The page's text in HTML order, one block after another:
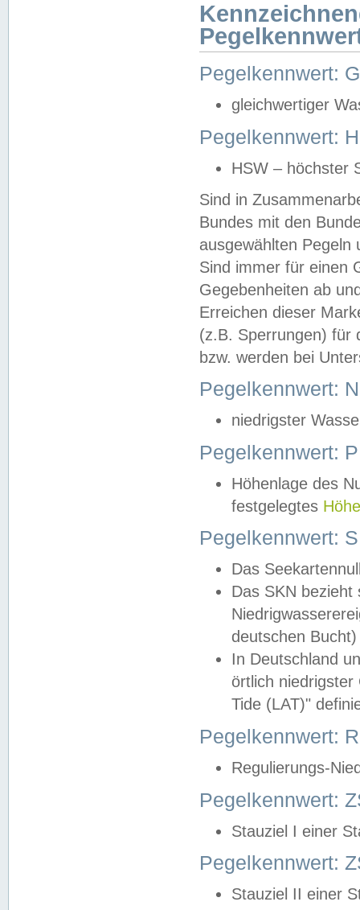
Pegelkennwert:
gleichwertiger
Pegelkennwert:
HSW – höchster
Sind in
Bundes mit den
ausgewählten
Sind immer für einen
Gegebenheiten ab
Erreichen dieser
(z.B. Sperrungen) für
bzw. werden bei
Pegelkennwert:
niedrigster
Pegelkennwert:
Höhenlage des
festgelegtes
Pegelkennwert:
Das
Das SKN
deutschen
In Deutschland
örtlich
Tide (LAT)"
Pegelkennwert:
Regulierungs-
Pegelkennwert:
Stauziel I einer
Pegelkennwert:
Stauziel II einer